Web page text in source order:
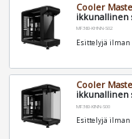
Cooler
ikkunallinen
MF360-KHNN-S02
Esittelyjä
Cooler
ikkunallinen
MF360-KINN-S00
Esittelyjä